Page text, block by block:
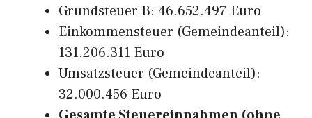
Grundsteuer B: 46.652.497 Euro
Einkommensteuer (Gemeindeanteil):
131.206.311 Euro
Umsatzsteuer (Gemeindeanteil):
32.000.456 Euro